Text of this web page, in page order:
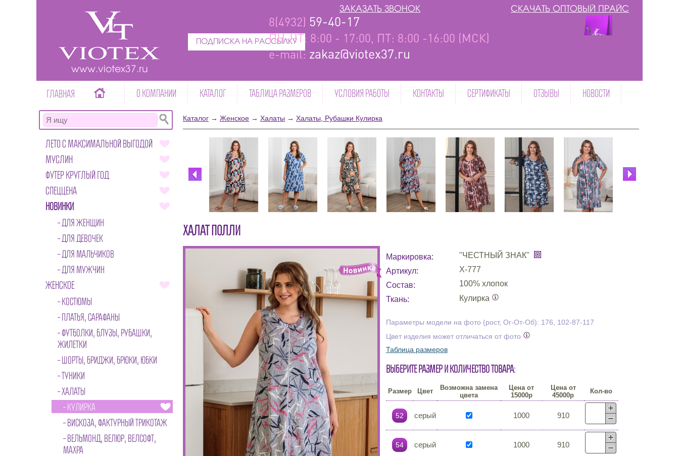
www.viotex37.ru
ПОДПИСКА НА РАССЫЛКУ
8(4932) 59-40-17
ПН-ЧТ: 8:00 - 17:00, ПТ: 8:00 -16:00 (МСК)
e-mail: zakaz@viotex37.ru
СКАЧАТЬ ОПТОВЫЙ ПРАЙС
ЗАКАЗАТЬ ЗВОНОК
ГЛАВНАЯ О КОМПАНИИ КАТАЛОГ ТАБЛИЦА РАЗМЕРОВ УСЛОВИЯ РАБОТЫ КОНТАКТЫ СЕРТИФИКАТЫ ОТЗЫВЫ НОВОСТИ
ЛЕТО С МАКСИМАЛЬНОЙ ВЫГОДОЙ
МУСЛИН
ФУТЕР КРУГЛЫЙ ГОД
СПЕЦЦЕНА
НОВИНКИ
ДЛЯ ЖЕНЩИН
ДЛЯ ДЕВОЧЕК
ДЛЯ МАЛЬЧИКОВ
ДЛЯ МУЖЧИН
ЖЕНСКОЕ
КОСТЮМЫ
ПЛАТЬЯ, САРАФАНЫ
ФУТБОЛКИ, БЛУЗЫ, РУБАШКИ,
ЖИЛЕТКИ
ШОРТЫ, БРИДЖИ, БРЮКИ, ЮБКИ
ТУНИКИ
ХАЛАТЫ
КУЛИРКА
ВИСКОЗА, ФАКТУРНЫЙ ТРИКОТАЖ
ВЕЛЬМОНД, ВЕЛЮР, ВЕЛСОФТ,
МАХРА
Каталог → Женское → Халаты → Халаты, Рубашки Кулирка
ХАЛАТ ПОЛЛИ
Маркировка:
"ЧЕСТНЫЙ ЗНАК"
Артикул:
Х-777
Состав:
100% хлопок
Ткань:
Кулирка
Параметры модели на фото (рост, Ог-От-Об): 176, 102-87-117
Цвет изделия может отличаться от фото
Таблица размеров
Выберите размер и количество товара:
Размер Цвет
Возможна замена
цвета
Цена от
15000р
Цена от
45000р
Кол-во
52 серый 1000 910
54 серый 1000 910